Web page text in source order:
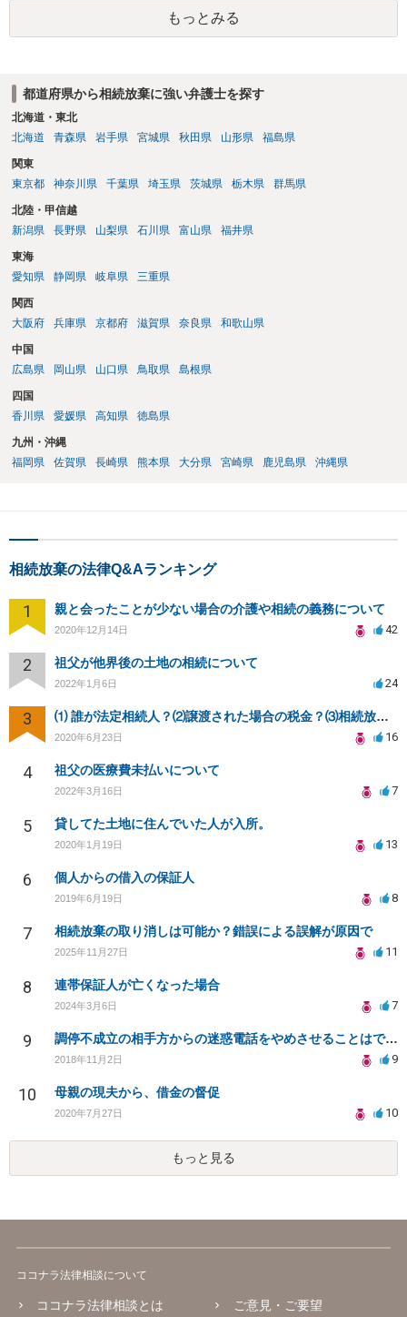
スクが一応あるからです。 ただし、実際には、自宅内にめぼしい財産
がなく、滞納賃料が増え続けるのを止めるため、 解約をして鍵を返却
してしまうというケースもそれなりにあります。 また、お母様の通帳
相続財産清算人が選任される場合があり、 その場合には当該清算人に
引き継いでいただくことになります。 ちなみに前提として、お母様の
お姉さんがご存命である以上、 その子（甥、姪）にはそもそも相続権
す。 明確にお答えができずに申し訳ありませんが、以上ご参考にして
いただければ幸いです。
もっとみる
都道府県から相続放棄に強い弁護士を探す
北海道・東北
北海道
青森県 岩手県 宮城県 秋田県 山形県 福島県
関東
東京都
神奈川県 千葉県 埼玉県 茨城県 栃木県 群馬県
北陸・甲信越
新潟県
長野県 山梨県 石川県 富山県 福井県
東海
愛知県
静岡県 岐阜県 三重県
関西
大阪府
兵庫県 京都府 滋賀県 奈良県 和歌山県
中国
広島県
岡山県 山口県 鳥取県 島根県
四国
香川県
愛媛県 高知県 徳島県
九州・沖縄
福岡県
佐賀県 長崎県 熊本県 大分県 宮崎県 鹿児島県 沖縄県
相続放棄の法律Q&Aランキング
1 親と会ったことが少ない場合の介護や相続の義務について
2020年12月14日 42
2 祖父が他界後の土地の相続について
2022年1月6日 24
3 ⑴ 誰が法定相続人？⑵譲渡された場合の税金？⑶相続放棄後同じ不動産を相続できない？⑷借金返済義務は？
2020年6月23日 16
4 祖父の医療費未払いについて
2022年3月16日 7
5 貸してた土地に住んでいた人が入所。
2020年1月19日 13
6 個人からの借入の保証人
2019年6月19日 8
7 相続放棄の取り消しは可能か？錯誤による誤解が原因で
2025年11月27日 11
8 連帯保証人が亡くなった場合
2024年3月6日 7
9 調停不成立の相手方からの迷惑電話をやめさせることはできますか？
2018年11月2日 9
10 母親の現夫から、借金の督促
2020年7月27日 10
もっと見る
ココナラ法律相談について
ココナラ法律相談とは ご意見・ご要望